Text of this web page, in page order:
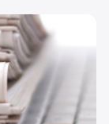
Oleh